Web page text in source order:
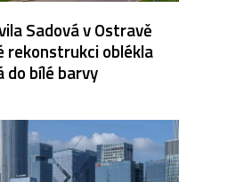
Sadová v Ostravě
rekonstrukci oblékla
do bílé barvy